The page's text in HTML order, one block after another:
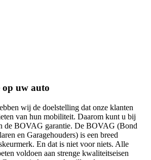
uw auto
wij de doelstelling dat onze klanten
van hun mobiliteit. Daarom kunt u bij
de BOVAG garantie. De BOVAG (Bond
en Garagehouders) is een breed
En dat is niet voor niets. Alle
voldoen aan strenge kwaliteitseisen